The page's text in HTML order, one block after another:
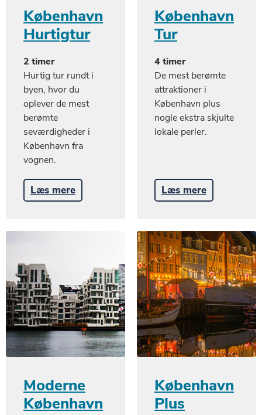
København
Hurtigtur
2 timer
Hurtig tur rundt i
byen, hvor du
oplever de mest
berømte
seværdigheder i
København fra
vognen.
Læs mere
København
Tur
4 timer
De mest berømte
attraktioner i
København plus
nogle ekstra skjulte
lokale perler.
Læs mere
Moderne
København
København
Plus